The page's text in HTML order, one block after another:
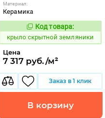
Материал:
Керамика
839406
Код товара:
крыло скрытной земляники
Цена
7 317 руб./м²
Заказ в 1 клик
В корзину